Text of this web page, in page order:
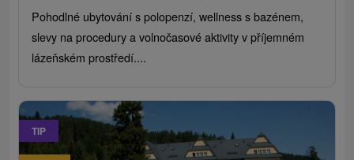
Pohodlné ubytování s polopenzí, wellness s bazénem, ​​
slevy na procedury a volnočasové aktivity v příjemném
lázeňském prostředí....
TIP